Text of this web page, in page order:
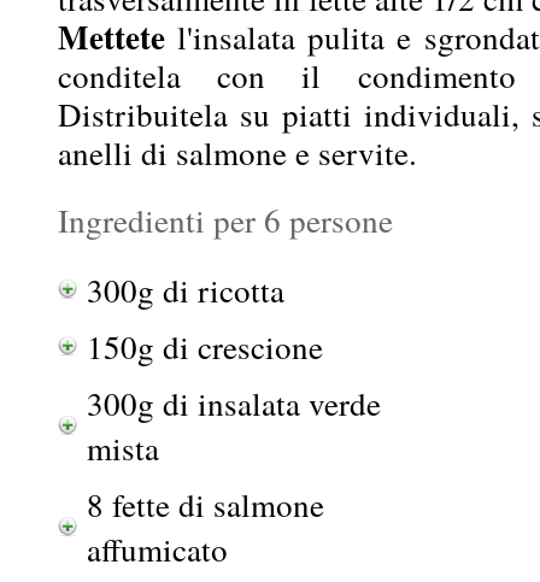
Mettete l'insalata pulita e
conditela con il condimento
Distribuitela su piatti individuali,
anelli di salmone e servite.
Ingredienti per 6 persone
300g di ricotta
150g di crescione
300g di insalata verde
mista
8 fette di salmone
affumicato